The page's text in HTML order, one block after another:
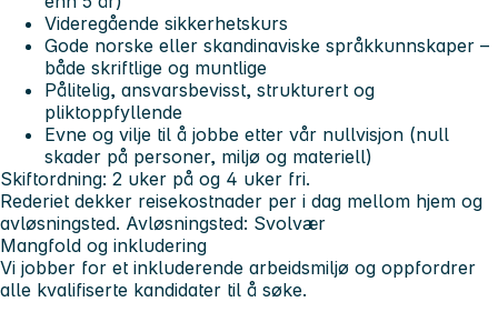
Videregående sikkerhetskurs
Gode norske eller skandinaviske språkkunnskaper –
både skriftlige og muntlige
Pålitelig, ansvarsbevisst, strukturert og
pliktoppfyllende
Evne og vilje til å jobbe etter vår nullvisjon (null
skader på personer, miljø og materiell)
Skiftordning: 2 uker på og 4 uker fri.
Rederiet dekker reisekostnader per i dag mellom hjem og
avløsningsted. Avløsningsted: Svolvær
Mangfold og inkludering
Vi jobber for et inkluderende arbeidsmiljø og oppfordrer
alle kvalifiserte kandidater til å søke.